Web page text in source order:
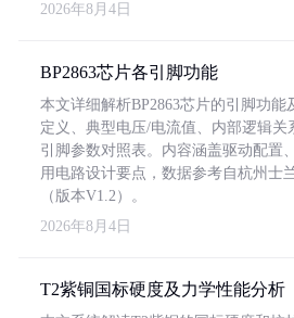
2026年8月4日
BP2863芯片各引脚功能
本文详细解析BP2863芯片的引脚功能
定义、典型电压/电流值、内部逻辑关
引脚参数对照表。内容涵盖驱动配置
用电路设计要点，数据参考自杭州士
（版本V1.2）。
2026年8月4日
T2紫铜国标硬度及力学性能分析